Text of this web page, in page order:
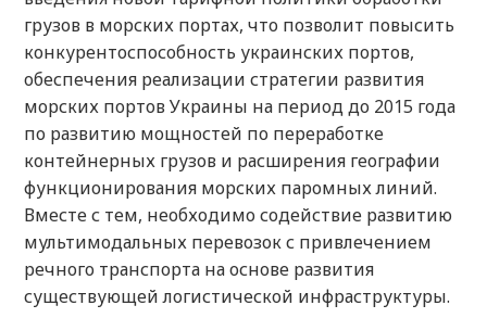
грузов в морских портах, что позволит повысить
конкурентоспособность украинских портов,
обеспечения реализации стратегии развития
морских портов Украины на период до 2015 года
по развитию мощностей по переработке
контейнерных грузов и расширения географии
функционирования морских паромных линий.
Вместе с тем, необходимо содействие развитию
мультимодальных перевозок с привлечением
речного транспорта на основе развития
существующей логистической инфраструктуры.